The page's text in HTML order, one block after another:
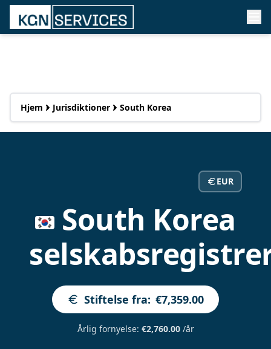
Hjem Jurisdiktioner South Korea
EUR
South Korea
Stiftelse fra: €7,359.00
Årlig fornyelse: €2,760.00 /år